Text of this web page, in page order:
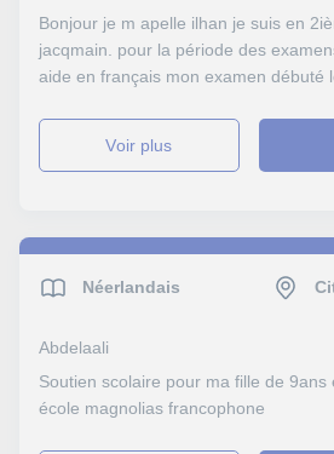
Bonjour je m apelle ilhan je suis en
jacqmain. pour la période des
aide en français mon examen débuté
voir plus
Néerlandais
Abdelaali
Soutien scolaire pour ma fille de 9ans
école magnolias francophone